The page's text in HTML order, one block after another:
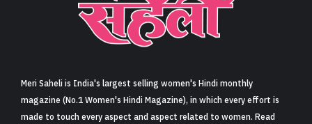
Meri Saheli is India's largest selling women's Hindi monthly
magazine (No.1 Women's Hindi Magazine), in which every effort is
made to touch every aspect and aspect related to women. Read